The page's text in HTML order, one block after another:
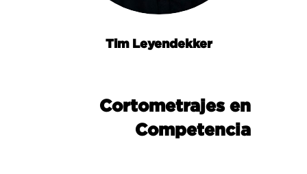
Tim Leyendekker
Cortometrajes en
Competencia